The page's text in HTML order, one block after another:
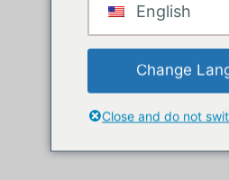
English
Change
Close and do not